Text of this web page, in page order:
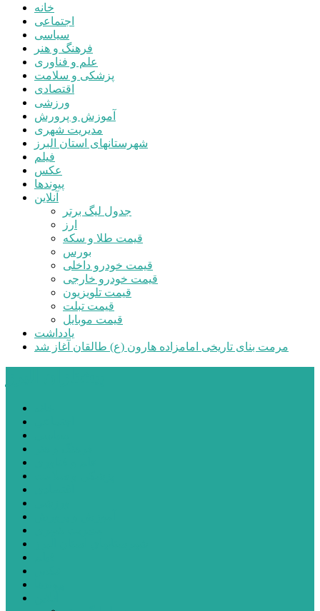
خانه
اجتماعی
سیاسی
فرهنگ و هنر
علم و فناوری
پزشکی و سلامت
اقتصادی
ورزشی
آموزش و پرورش
مدیریت شهری
شهرستانهای استان البرز
فیلم
عکس
پیوندها
آنلاین
جدول لیگ برتر
ارز
قیمت طلا و سکه
بورس
قیمت خودرو داخلی
قیمت خودرو خارجی
قیمت تلویزیون
قیمت تبلت
قیمت موبایل
یادداشت
مرمت بنای تاریخی امامزاده هارون (ع) طالقان آغاز شد